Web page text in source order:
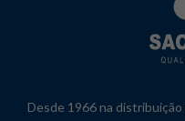
Desde 1966 na distribuição